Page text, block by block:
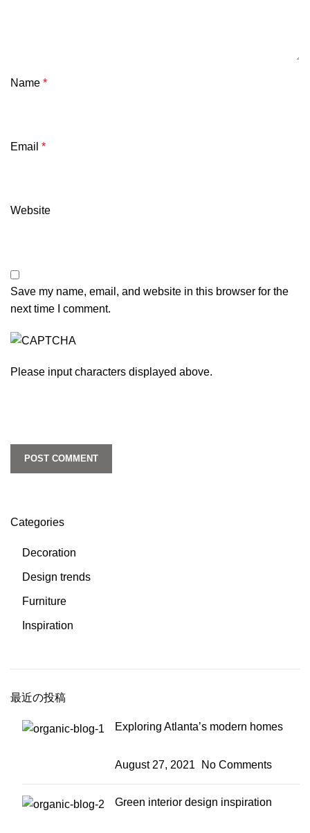
Name *
Email *
Website
Save my name, email, and website in this browser for the
next time I comment.
Please input characters displayed above.
Categories
Decoration
Design trends
Furniture
Inspiration
最近の投稿
Exploring Atlanta’s modern homes
August 27, 2021 No Comments
Green interior design inspiration